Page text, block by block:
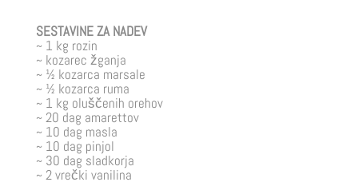
SESTAVINE ZA NADEV
~ 1 kg rozin
~ kozarec žganja
~ ½ kozarca marsale
~ ½ kozarca ruma
~ 1 kg oluščenih orehov
~ 20 dag amarettov
~ 10 dag masla
~ 10 dag pinjol
~ 30 dag sladkorja
~ 2 vrečki vanilina